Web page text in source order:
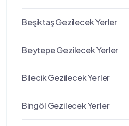
Beşiktaş Gezilecek Yerler
Beytepe Gezilecek Yerler
Bilecik Gezilecek Yerler
Bingöl Gezilecek Yerler